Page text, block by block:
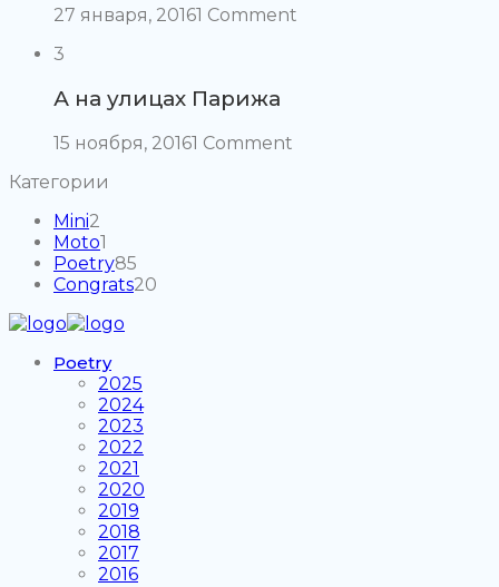
27 января, 20161 Comment
3
А на улицах Парижа
15 ноября, 20161 Comment
Категории
Mini2
Moto1
Poetry85
Congrats20
Poetry
2025
2024
2023
2022
2021
2020
2019
2018
2017
2016